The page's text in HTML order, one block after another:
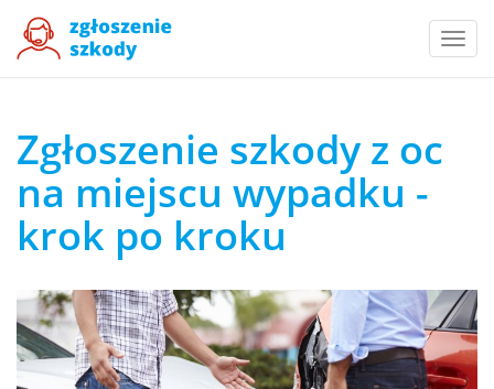
Zgłoszenie szkody z oc
na miejscu wypadku -
krok po kroku